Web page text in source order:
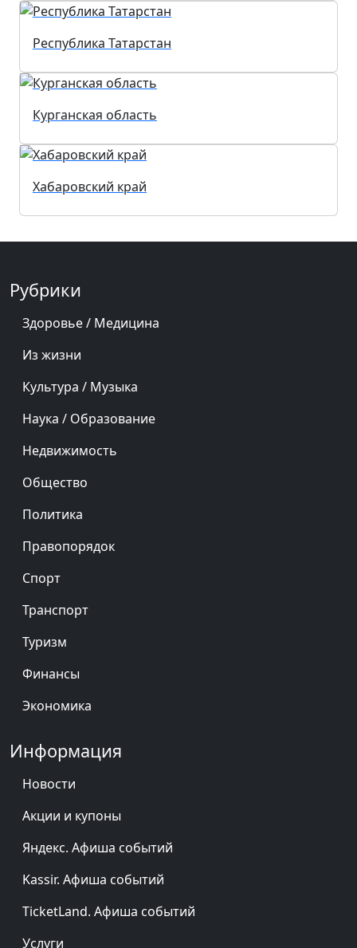
Республика Татарстан
Курганская область
Хабаровский край
Рубрики
Здоровье / Медицина
Из жизни
Культура / Музыка
Наука / Образование
Недвижимость
Общество
Политика
Правопорядок
Спорт
Транспорт
Туризм
Финансы
Экономика
Информация
Новости
Акции и купоны
Яндекс. Афиша событий
Kassir. Афиша событий
TicketLand. Афиша событий
Услуги